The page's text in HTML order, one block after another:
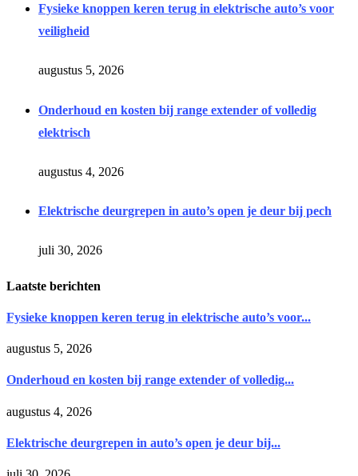
Fysieke knoppen keren terug in elektrische auto’s voor
veiligheid
augustus 5, 2026
Onderhoud en kosten bij range extender of volledig
elektrisch
augustus 4, 2026
Elektrische deurgrepen in auto’s open je deur bij pech
juli 30, 2026
Laatste berichten
Fysieke knoppen keren terug in elektrische auto’s voor...
augustus 5, 2026
Onderhoud en kosten bij range extender of volledig...
augustus 4, 2026
Elektrische deurgrepen in auto’s open je deur bij...